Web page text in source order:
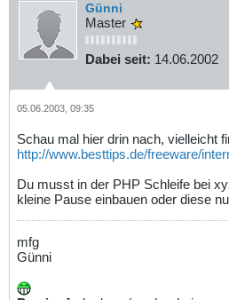
Günni
Master
Dabei seit: 14.06.2002
05.06.2003, 09:35
Schau mal hier drin nach, vielleicht
http://www.besttips.de/freeware/
Du musst in der PHP Schleife bei
kleine Pause einbauen oder diese
mfg
Günni